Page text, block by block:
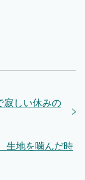
寂しい休みの
生地を噛んだ時